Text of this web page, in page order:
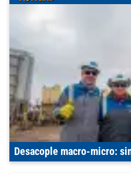
Desacople macro-micro: